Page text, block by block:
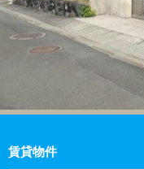
賃貸物件